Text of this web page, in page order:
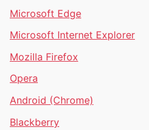
Microsoft Edge
Microsoft Internet Explorer
Mozilla Firefox
Opera
Android (Chrome)
Blackberry